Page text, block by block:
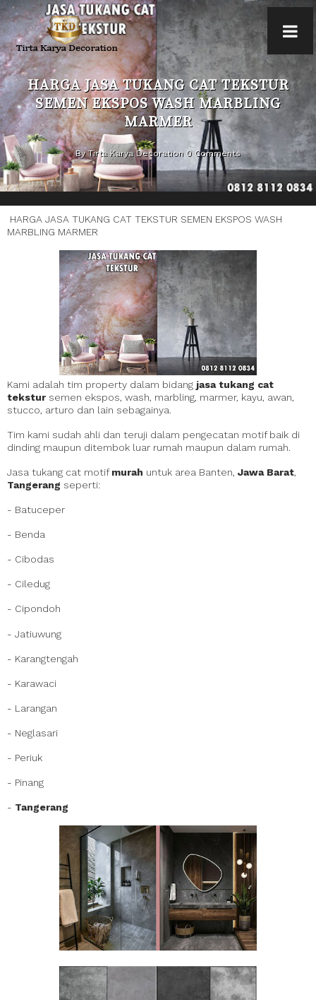
HARGA JASA TUKANG CAT TEKSTUR
SEMEN EKSPOS WASH MARBLING
MARMER
By Tirta Karya Decoration 0 Comments
HARGA JASA TUKANG CAT TEKSTUR SEMEN EKSPOS WASH
MARBLING MARMER
Kami adalah tim property dalam bidang jasa tukang cat
tekstur semen ekspos, wash, marbling, marmer, kayu, awan,
stucco, arturo dan lain sebagainya.
Tim kami sudah ahli dan teruji dalam pengecatan motif baik di
dinding maupun ditembok luar rumah maupun dalam rumah.
Jasa tukang cat motifmurah untuk area Banten, Jawa Barat,
Tangerang seperti:
- Batuceper
- Benda
- Cibodas
- Ciledug
- Cipondoh
- Jatiuwung
- Karangtengah
- Karawaci
- Larangan
- Neglasari
- Periuk
- Pinang
- Tangerang